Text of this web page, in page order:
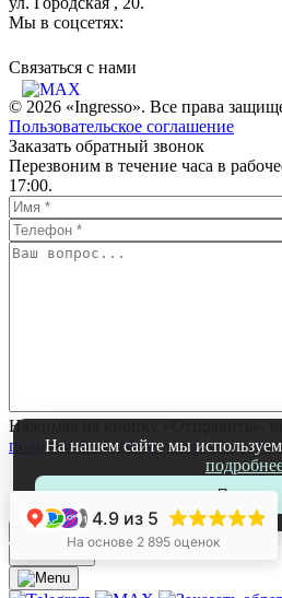
Мы в соцсетях:
Связаться c нами
© 2026 «Ingresso». Все права
Пользовательское соглашение
На нашем сайте мы
Принять
Заказать обратный звонок
Перезвоним в течение часа в
17:00.
Нажимая на кнопку «Отправить», вы
политикой обработки
+1 4.9из 5
На основе 2 895 оценок